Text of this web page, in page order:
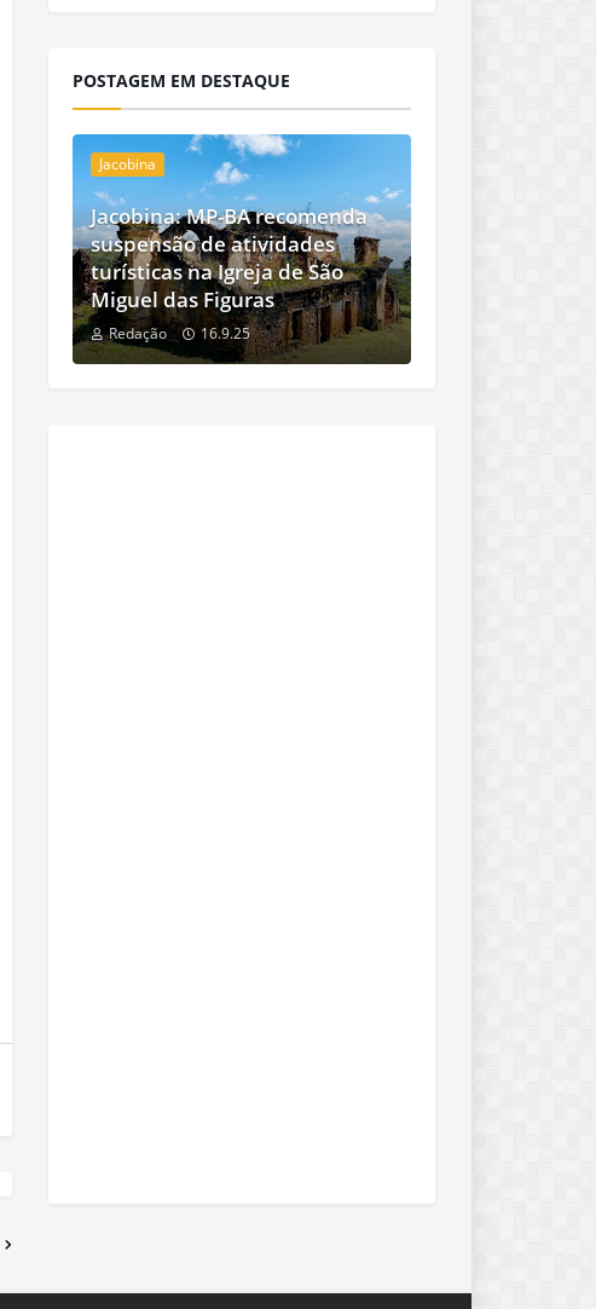
POSTAGEM EM DESTAQUE
Jacobina
Jacobina: MP-BA recomenda
suspensão de atividades
turísticas na Igreja de São
Miguel das Figuras
Redação 16.9.25